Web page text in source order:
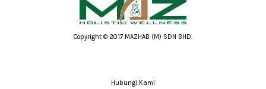
Copyright © 2017 MAZHAB (M) SDN BHD.
Hubungi Kami